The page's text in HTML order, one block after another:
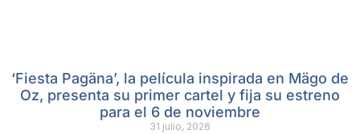
‘Fiesta Pagäna’, la película inspirada en Mägo de
Oz, presenta su primer cartel y fija su estreno
para el 6 de noviembre
31 julio, 2026